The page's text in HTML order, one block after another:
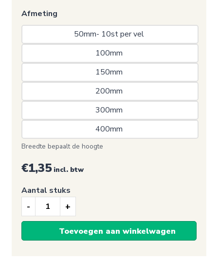
Afmeting
50mm- 10st per vel
100mm
150mm
200mm
300mm
400mm
Breedte bepaalt de hoogte
€1,35 incl. btw
Waarschuwingssticker,
Onder
spanning
Aantal stuks
Toevoegen aan winkelwagen